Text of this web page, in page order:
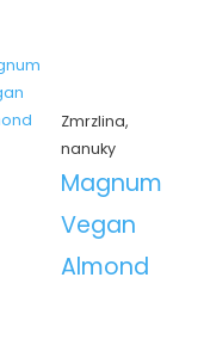
Zmrzlina,
nanuky
Magnum
Vegan
Almond